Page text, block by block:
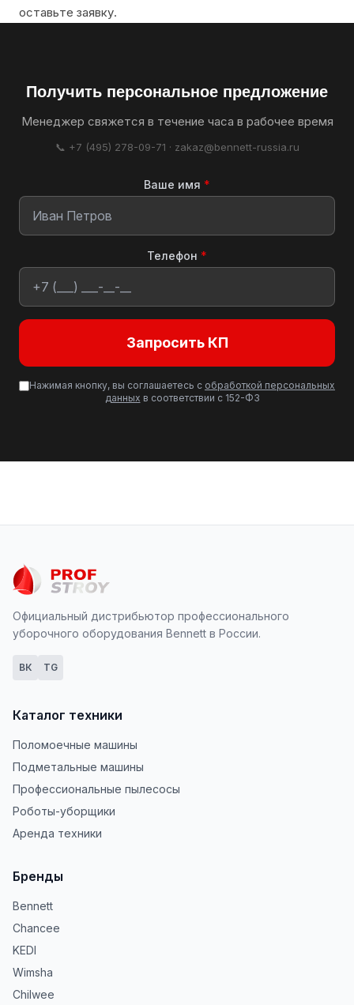
оставьте заявку.
Получить персональное предложение
Менеджер свяжется в течение часа в рабочее время
📞 +7 (495) 278-09-71 · zakaz@bennett-russia.ru
Ваше имя *
Телефон *
Запросить КП
Нажимая кнопку, вы соглашаетесь с обработкой персональных
данных в соответствии с 152-ФЗ
Официальный дистрибьютор профессионального
уборочного оборудования Bennett в России.
ВК TG
Каталог техники
Поломоечные машины
Подметальные машины
Профессиональные пылесосы
Роботы-уборщики
Аренда техники
Бренды
Bennett
Chancee
KEDI
Wimsha
Chilwee